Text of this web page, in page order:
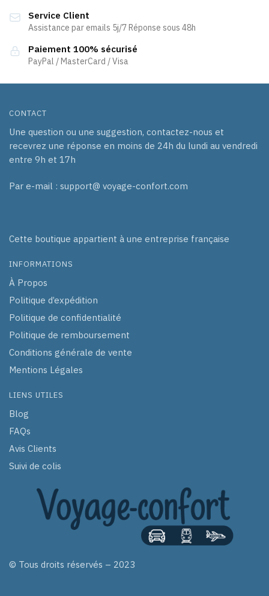
Service Client
Assistance par emails 5j/7 Réponse sous 48h
Paiement 100% sécurisé
PayPal / MasterCard / Visa
CONTACT
Une question ou une suggestion, contactez-nous et
recevrez une réponse en moins de 24h du lundi au vendredi
entre 9h et 17h
Par e-mail : support@ voyage-confort.com
Cette boutique appartient à une entreprise française
INFORMATIONS
À Propos
Politique d’expédition
Politique de confidentialité
Politique de remboursement
Conditions générale de vente
Mentions Légales
LIENS UTILES
Blog
FAQs
Avis Clients
Suivi de colis
© Tous droits réservés – 2023